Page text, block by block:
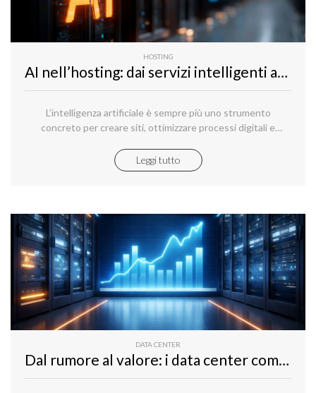
HOSTING
AI nell’hosting: dai servizi intelligenti alle infrastrutture per l’AI privata
L’intelligenza artificiale è sempre più uno strumento
concreto per creare siti, ottimizzare processi digitali e
Leggi tutto
DATA CENTER
Dal rumore al valore: i data center come infrastruttura strategica per il Paese